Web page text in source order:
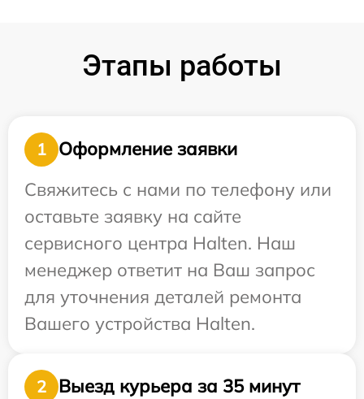
Этапы работы
1
Оформление заявки
Свяжитесь с нами по телефону или
оставьте заявку на сайте
сервисного центра Halten. Наш
менеджер ответит на Ваш запрос
для уточнения деталей ремонта
Вашего устройства Halten.
2
Выезд курьера за 35 минут